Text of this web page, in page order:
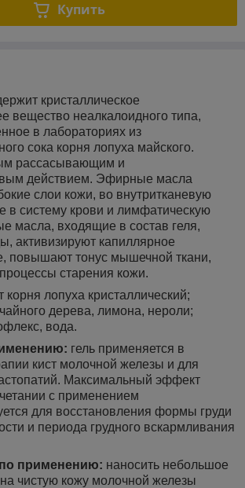
Купить
кристаллическое
вещество неалкалоидного типа,
в лабораториях из
сока корня лопуха майского.
рассасывающим и
действием. Эфирные масла
слои кожи, во внутритканевую
в систему крови и лимфатическую
масла, входящие в состав геля,
активизируют капиллярное
повышают тонус мышечной ткани,
старения кожи.
корня лопуха кристаллический;
дерева, лимона, нероли;
вода.
гель применяется в
кист молочной железы и для
Максимальный эффект
с применением
для восстановления формы груди
и периода грудного вскармливания
применению: наносить небольшое
на чистую кожу молочной железы